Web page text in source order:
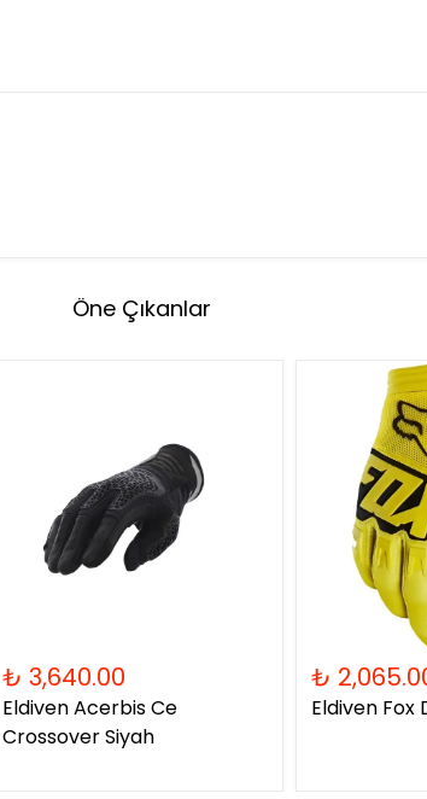
Öne Çıkanlar
₺ 3,640.00
Eldiven Acerbis Ce
Crossover Siyah
₺
Eldiven Fox